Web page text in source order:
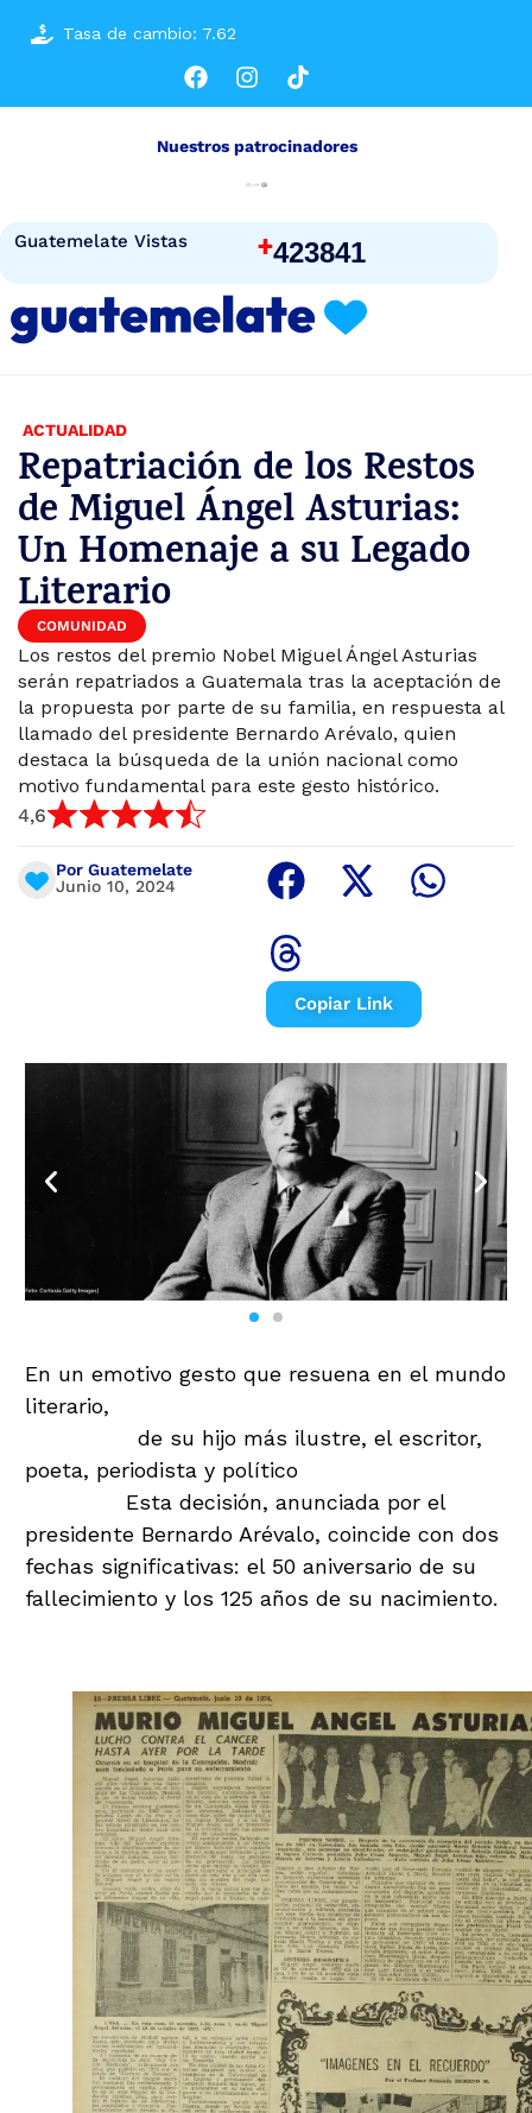
Tasa de cambio: 7.62
Guatemelate Vistas +423841
Nuestros patrocinadores
ACTUALIDAD
Repatriación de los Restos
de Miguel Ángel Asturias:
Un Homenaje a su Legado
Literario
COMUNIDAD
Los restos del premio Nobel Miguel Ángel Asturias
serán repatriados a Guatemala tras la aceptación de
la propuesta por parte de su familia, en respuesta al
llamado del presidente Bernardo Arévalo, quien
destaca la búsqueda de la unión nacional como
motivo fundamental para este gesto histórico.
4,6
Por Guatemelate
Junio 10, 2024
Copiar Link
En un emotivo gesto que resuena en el mundo
literario,
de su hijo más ilustre, el escritor,
poeta, periodista y político
Esta decisión, anunciada por el
presidente Bernardo Arévalo, coincide con dos
fechas significativas: el 50 aniversario de su
fallecimiento y los 125 años de su nacimiento.